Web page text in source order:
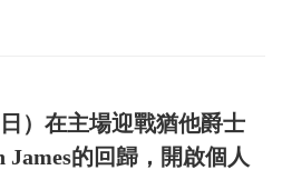
）在主場迎戰猶他爵士
的回歸，開啟個人